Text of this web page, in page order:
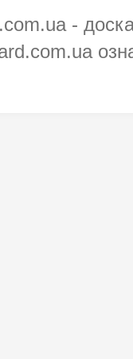
-